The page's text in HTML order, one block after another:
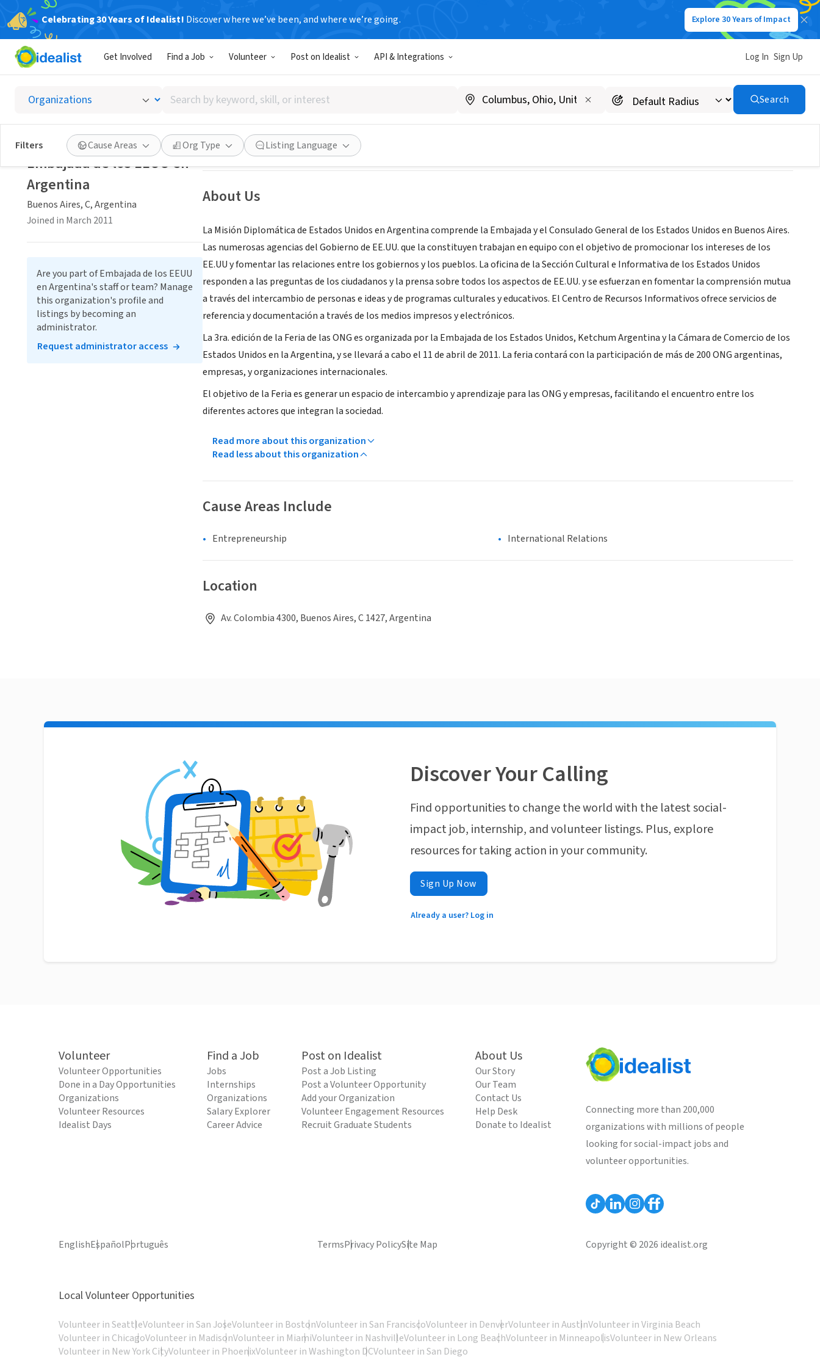
Celebrating 30 Years of Idealist! Discover where we’ve been, and where we’re going. Explore 30 Years of Impact
Get Involved Find a Job Volunteer Post on Idealist API & Integrations Log In Sign Up
Search
by
keyword,
skill,
or
interest
Search
Filters Cause Areas Org Type Listing Language
Embajada de los EEUU en Argentina
Buenos Aires, C, Argentina| spanish.argentina.usembassy.gov
Save Share
About Us
La Misión Diplomática de Estados Unidos en Argentina comprende la Embajada y el Consulado General de los Estados Unidos en Buenos Aires.
Las numerosas agencias del Gobierno de EE.UU. que la constituyen trabajan en equipo con el objetivo de promocionar los intereses de los
EE.UU y fomentar las relaciones entre los gobiernos y los pueblos. La oficina de la Sección Cultural e Informativa de los Estados Unidos
responden a las preguntas de los ciudadanos y la prensa sobre todos los aspectos de EE.UU. y se esfuerzan en fomentar la comprensión mutua
a través del intercambio de personas e ideas y de programas culturales y educativos. El Centro de Recursos Informativos ofrece servicios de
referencia y documentación a través de los medios impresos y electrónicos.
La 3ra. edición de la Feria de las ONG es organizada por la Embajada de los Estados Unidos, Ketchum Argentina y la Cámara de Comercio de los
Estados Unidos en la Argentina, y se llevará a cabo el 11 de abril de 2011. La feria contará con la participación de más de 200 ONG argentinas,
empresas, y organizaciones internacionales.
El objetivo de la Feria es generar un espacio de intercambio y aprendizaje para las ONG y empresas, facilitando el encuentro entre los
diferentes actores que integran la sociedad.
Read more about this organization
Read less about this organization
Cause Areas Include
Entrepreneurship International Relations
Location
Av. Colombia 4300, Buenos Aires, C 1427, Argentina
Embajada de los EEUU en
Argentina
Buenos Aires, C, Argentina
Joined in March 2011
Are you part of Embajada de los EEUU
en Argentina's staff or team? Manage
this organization's profile and
listings by becoming an
administrator.
Request administrator access
Discover Your Calling
Find opportunities to change the world with the latest social-
impact job, internship, and volunteer listings. Plus, explore
resources for taking action in your community.
Sign Up Now
Already a user? Log in
Volunteer
Volunteer Opportunities
Done in a Day Opportunities
Organizations
Volunteer Resources
Idealist Days
Find a Job
Jobs
Internships
Organizations
Salary Explorer
Career Advice
Post on Idealist
Post a Job Listing
Post a Volunteer Opportunity
Add your Organization
Volunteer Engagement Resources
Recruit Graduate Students
About Us
Our Story
Our Team
Contact Us
Help Desk
Donate to Idealist
Connecting more than 200,000
organizations with millions of people
looking for social-impact jobs and
volunteer opportunities.
EnglishEspañolPortuguês TermsPrivacy PolicySite Map Copyright © 2026 idealist.org
Local Volunteer Opportunities
Volunteer in SeattleVolunteer in San JoseVolunteer in BostonVolunteer in San FranciscoVolunteer in DenverVolunteer in AustinVolunteer in Virginia Beach
Volunteer in ChicagoVolunteer in MadisonVolunteer in MiamiVolunteer in NashvilleVolunteer in Long BeachVolunteer in MinneapolisVolunteer in New Orleans
Volunteer in New York CityVolunteer in PhoenixVolunteer in Washington DCVolunteer in San Diego